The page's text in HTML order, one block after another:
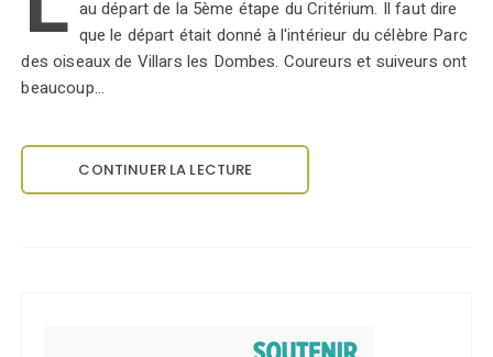
au départ de la 5ème étape du Critérium. Il faut dire
que le départ était donné à l'intérieur du célèbre Parc
des oiseaux de Villars les Dombes. Coureurs et suiveurs ont
beaucoup…
CONTINUER LA LECTURE